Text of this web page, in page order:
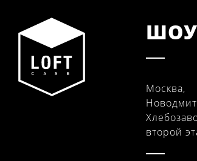
Москва,
второй